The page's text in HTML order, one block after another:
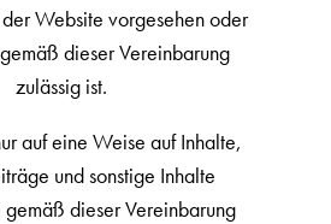
Website vorgesehen oder
dieser Vereinbarung
zulässig ist.
auf eine Weise auf Inhalte,
und sonstige Inhalte
dieser Vereinbarung